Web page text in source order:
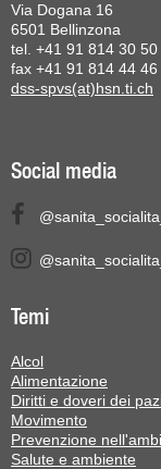
Via Dogana 16
6501 Bellinzona
tel. +41 91 814 30 50
fax +41 91 814 44 46
dss-spvs(at)hsn.ti.ch
Social media
Temi
Alcol
Alimentazione
Diritti e doveri dei
Movimento
Prevenzione
Salute e ambiente